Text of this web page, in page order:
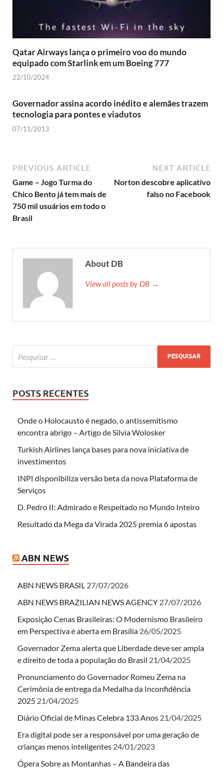
Qatar Airways lança o primeiro voo do mundo
equipado com Starlink em um Boeing 777
22/10/2024
Governador assina acordo inédito e alemães trazem
tecnologia para pontes e viadutos
07/11/2013
PREVIOUS ARTICLE
Game – Jogo Turma do
Chico Bento já tem mais de
750 mil usuários em todo o
Brasil
NEXT ARTICLE
Norton descobre aplicativo
falso no Facebook
About DB
View all posts by DB →
POSTS RECENTES
Onde o Holocausto é negado, o antissemitismo
encontra abrigo – Artigo de Silvia Wolosker
Turkish Airlines lança bases para nova iniciativa de
investimentos
INPI disponibiliza versão beta da nova Plataforma de
Serviços
D. Pedro II: Admirado e Respeitado no Mundo Inteiro
Resultado da Mega da Virada 2025 premia 6 apostas
ABN NEWS
ABN NEWS BRASIL 27/07/2026
ABN NEWS BRAZILIAN NEWS AGENCY 27/07/2026
Exposição Cenas Brasileiras: O Modernismo Brasileiro
em Perspectiva é aberta em Brasília 26/05/2025
Governador Zema alerta que Liberdade deve ser ampla
e direito de toda a população do Brasil 21/04/2025
Pronunciamento do Governador Romeu Zema na
Cerimônia de entrega da Medalha da Inconfidência
2025 21/04/2025
Diário Oficial de Minas Celebra 133 Anos 21/04/2025
Era digital pode ser a responsável por uma geração de
crianças menos inteligentes 24/01/2023
Ópera Sobre as Montanhas – A Bandeira das